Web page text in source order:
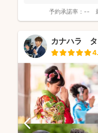
予約承諾率： --
カナハラ タ